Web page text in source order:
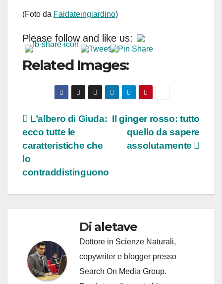
(Foto da Faidateingiardino)
Please follow and like us:
Related Images:
Navigazione
articoli
Il ginger rosso: tutto
quello da sapere
assolutamente
L’albero di Giuda:
ecco tutte le
caratteristiche che
lo
contraddistinguono
Di aletave
Dottore in Scienze Naturali,
copywriter e blogger presso
Search On Media Group.